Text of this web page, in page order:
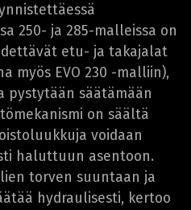
250- ja 285-malleissa on
etu- ja takajalat
myös EVO 230 -malliin),
pystytään säätämään
on säältä
voidaan
haluttuun asentoon.
torven suuntaan ja
hydraulisesti, kertoo